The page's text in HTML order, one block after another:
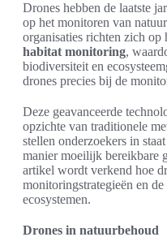
Drones hebben de laatste
op het monitoren van
organisaties richten zich op
habitat monitoring,
biodiversiteit en
drones precies bij de
Deze geavanceerde
opzichte van traditionele
stellen onderzoekers in
manier moeilijk bereikbare
artikel wordt verkend hoe
monitoringstrategieën en
ecosystemen.
Drones in natuurbehoud